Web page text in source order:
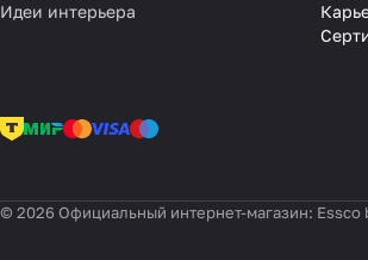
Идеи интерьера
© 2026 Официальный интернет-магазин: Essco